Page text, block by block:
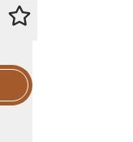
DO OCENY